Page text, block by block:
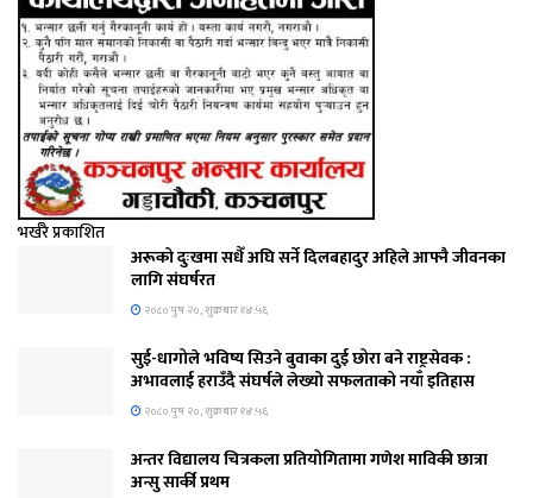
भर्खरै प्रकाशित
अरूको दुःखमा सधैँ अघि सर्ने दिलबहादुर अहिले आफ्नै जीवनका
लागि संघर्षरत
२०८० पुष २०, शुक्रबार १४:५६
सुई-धागोले भविष्य सिउने बुवाका दुई छोरा बने राष्ट्रसेवक :
अभावलाई हराउँदै संघर्षले लेख्यो सफलताको नयाँ इतिहास
२०८० पुष २०, शुक्रबार १४:५६
अन्तर विद्यालय चित्रकला प्रतियोगितामा गणेश माविकी छात्रा
अन्सु सार्की प्रथम